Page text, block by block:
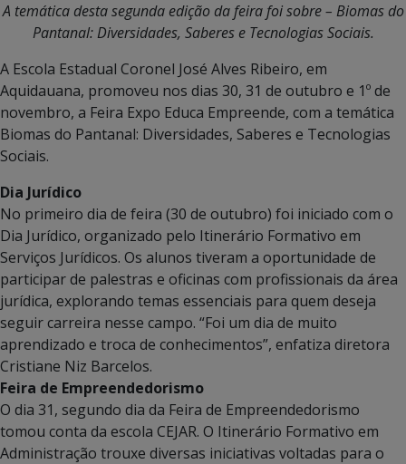
A temática desta segunda edição da feira foi sobre – Biomas do
Pantanal: Diversidades, Saberes e Tecnologias Sociais.
A Escola Estadual Coronel José Alves Ribeiro, em
Aquidauana, promoveu nos dias 30, 31 de outubro e 1º de
novembro, a Feira Expo Educa Empreende, com a temática
Biomas do Pantanal: Diversidades, Saberes e Tecnologias
Sociais.
Dia Jurídico
No primeiro dia de feira (30 de outubro) foi iniciado com o
Dia Jurídico, organizado pelo Itinerário Formativo em
Serviços Jurídicos. Os alunos tiveram a oportunidade de
participar de palestras e oficinas com profissionais da área
jurídica, explorando temas essenciais para quem deseja
seguir carreira nesse campo. “Foi um dia de muito
aprendizado e troca de conhecimentos”, enfatiza diretora
Cristiane Niz Barcelos.
Feira de Empreendedorismo
O dia 31, segundo dia da Feira de Empreendedorismo
tomou conta da escola CEJAR. O Itinerário Formativo em
Administração trouxe diversas iniciativas voltadas para o